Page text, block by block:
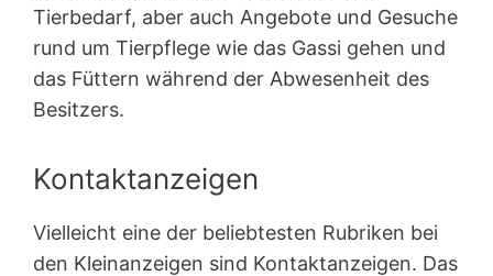
Tierbedarf, aber auch Angebote und Gesuche
rund um Tierpflege wie das Gassi gehen und
das Füttern während der Abwesenheit des
Besitzers.
Kontaktanzeigen
Vielleicht eine der beliebtesten Rubriken bei
den Kleinanzeigen sind Kontakt­anzeigen. Das